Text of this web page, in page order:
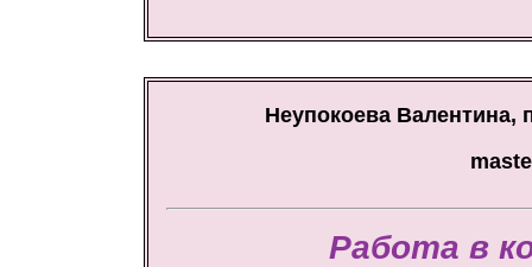
Неупокоева Валентина,
Работа в